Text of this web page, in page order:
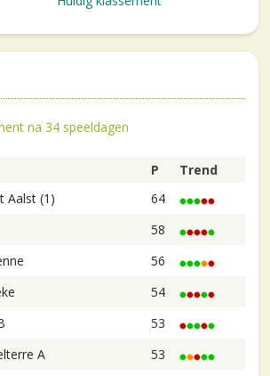
na 34 speeldagen
P
Trend
Aalst (1)
64
58
56
54
53
A
53